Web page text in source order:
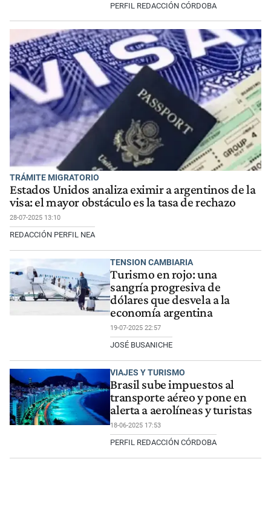
PERFIL REDACCIÓN CÓRDOBA
TRÁMITE MIGRATORIO
Estados Unidos analiza eximir a argentinos de la
visa: el mayor obstáculo es la tasa de rechazo
28-07-2025 13:10
REDACCIÓN PERFIL NEA
TENSION CAMBIARIA
Turismo en rojo: una
sangría progresiva de
dólares que desvela a la
economía argentina
19-07-2025 22:57
JOSÉ BUSANICHE
VIAJES Y TURISMO
Brasil sube impuestos al
transporte aéreo y pone en
alerta a aerolíneas y turistas
18-06-2025 17:53
PERFIL REDACCIÓN CÓRDOBA